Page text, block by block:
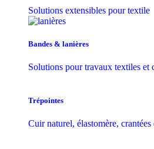
Solutions extensibles pour textile
Bandes & lanières
Solutions pour travaux textiles et
Trépointes
Cuir naturel, élastomère, crantées